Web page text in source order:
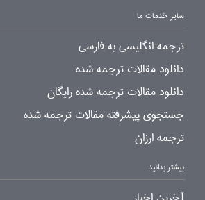
سایر خدمات ما
ترجمه انگلیسی به فارسی
دانلود مقالات ترجمه شده
دانلود مقالات ترجمه شده رایگان
جستجوی پیشرفته مقالات ترجمه شده
ترجمه ارزان
بیشتر بدانید